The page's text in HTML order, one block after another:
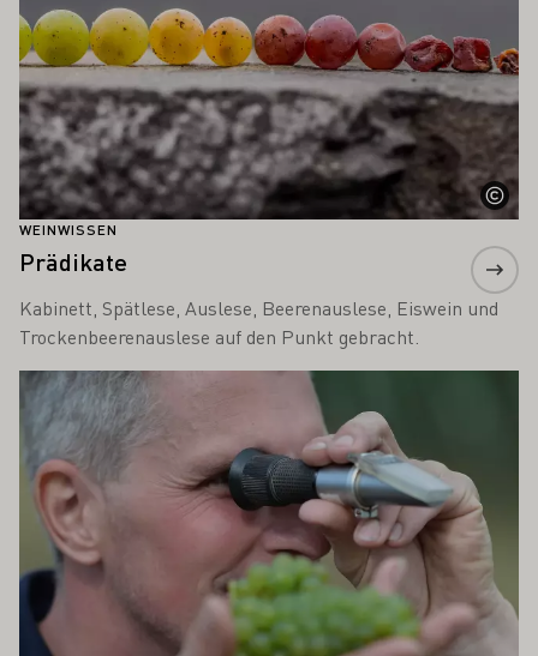
WEINWISSEN
Prädikate
Kabinett, Spätlese, Auslese, Beerenauslese, Eiswein und
Trockenbeerenauslese auf den Punkt gebracht.
Mehr erfahren